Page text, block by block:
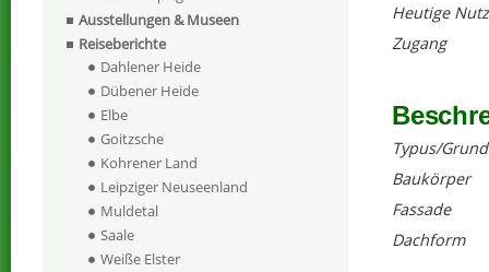
Heutige
Zugang
Typus/
Baukörper
Fassade
Dachform
Ausstellungen & Museen
Reiseberichte
Dahlener Heide
Dübener Heide
Elbe
Goitzsche
Kohrener Land
Leipziger Neuseenland
Muldetal
Saale
Weiße Elster